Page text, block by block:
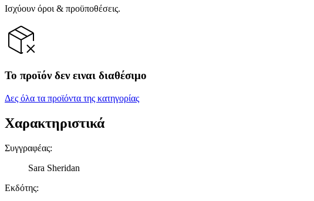
Ισχύουν όροι & προϋποθέσεις.
Το προϊόν δεν ειναι διαθέσιμο
Δες όλα τα προϊόντα της κατηγορίας
Χαρακτηριστικά
Συγγραφέας:
Sara Sheridan
Εκδότης: